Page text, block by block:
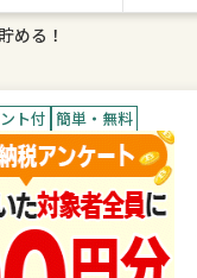
める！
ト付 簡単・無料